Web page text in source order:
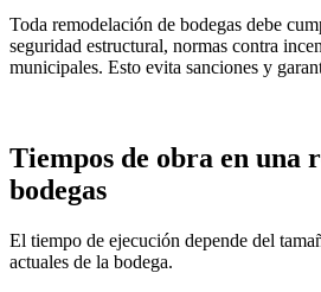
Toda remodelación de bodegas debe
seguridad estructural, normas contra
municipales. Esto evita sanciones y
Tiempos de obra en una
bodegas
El tiempo de ejecución depende del
actuales de la bodega.